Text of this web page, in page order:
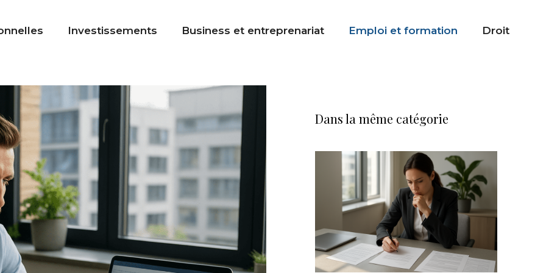
Investissements Business et entreprenariat Emploi et formation Droit
Dans la même catégorie